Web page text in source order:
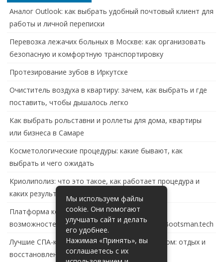
Аналог Outlook: как выбрать удобный почтовый клиент для
работы и личной переписки
Перевозка лежачих больных в Москве: как организовать
безопасную и комфортную транспортировку
Протезирование зубов в Иркутске
Очиститель воздуха в квартиру: зачем, как выбрать и где
поставить, чтобы дышалось легко
Как выбрать рольставни и роллеты для дома, квартиры
или бизнеса в Самаре
Косметологические процедуры: какие бывают, как
выбрать и чего ожидать
Криолиполиз: что это такое, как работает процедура и
каких результатов ждать
Платформа контейнеризации в России: обзор
возможностей и перспектив развития сайта Bootsman.tech
Лучшие СПА-комплексы в Тольятти с бассейном: отдых и
восстановление за городом
Мы используем файлы
cookie. Они помогают
улучшать сайт и делать
его удобнее.
Нажимая «Принять», вы
соглашаетесь с их